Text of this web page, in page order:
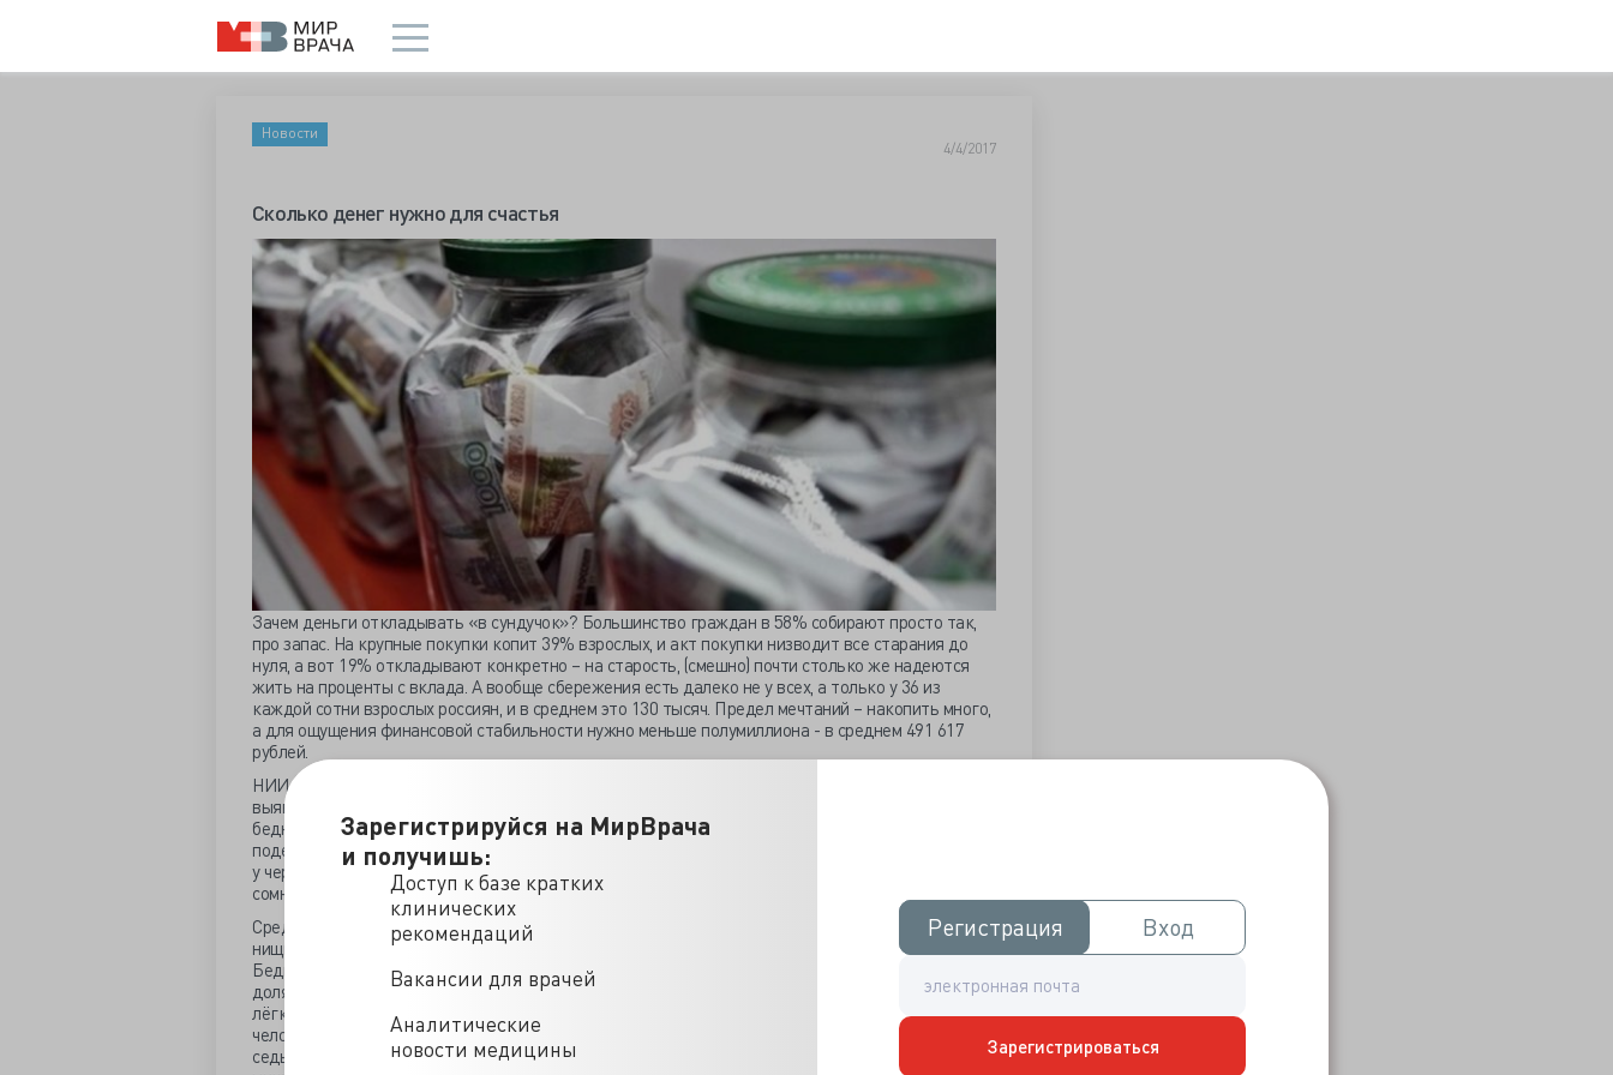
Зарегистрируйся на МирВрача
и получишь:
Доступ к базе кратких
клинических
рекомендаций
Вакансии для врачей
Аналитические
новости медицины
Регистрация
Регистрация Вход
Вход
Зарегистрироваться
Новости
4/4/2017
Сколько денег нужно для счастья
Зачем деньги откладывать «в сундучок»? Большинство граждан в 58% собирают просто так,
про запас. На крупные покупки копит 39% взрослых, и акт покупки низводит все старания до
нуля, а вот 19% откладывают конкретно – на старость, (смешно) почти столько же надеются
жить на проценты с вклада. А вообще сбережения есть далеко не у всех, а только у 36 из
каждой сотни взрослых россиян, и в среднем это 130 тысяч. Предел мечтаний – накопить много,
а для ощущения финансовой стабильности нужно меньше полумиллиона - в среднем 491 617
рублей.
НИИ Росстата проанализировал «работающих бедных», которых в прошлом месяце внезапно
выявила вице-премьер Ольга Голодец. Две трети наёмных тружеников подошли к черте
бедности – прожиточному минимуму трудоспособных, а конкретнее, к 10 722 рублям. Если
поделить официальную среднюю зарплату врача на семью с двумя-тремя детьми, то где-то там,
у черты стоит большинство наших коллег. Когда начнёшь делить реальную зарплату врача, то
сомнений нет – бедняк, очень прочный бедняк, а в какие-то периоды жизни и нищий.
Среди наемных тружеников предприятий и бюджетников почти равнозначна численность
нищих, получающих по стандарту среднего класса и высокооплачиваемых – всех по 3 миллиона.
Бедных чуть меньше 8 млн и чуть выше бедняцкого получает 10.5 миллионов. Больше всего
доля работников с заработком на уровне бедности или чуть выше в сельском хозяйстве и
лёгкой промышленности – по 93%, в образовании 87% и в здравоохранении 85%. Вдумайтесь, 85
человек из каждых ста в вашем ЛПУ не способны достойно прокормить себя и семью. Каждый
седьмой зарабатывает, как нищий. А получающих в родной отрасли по среднему классу –